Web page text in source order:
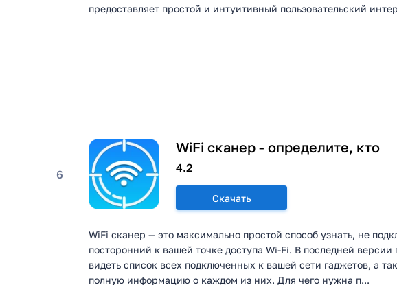
предоставляет простой и интуитивный пользовательский
6
WiFi сканер - определите, кто
4.2
Скачать
WiFi сканер — это максимально простой способ узнать, не
посторонний к вашей точке доступа Wi-Fi. В последней
видеть список всех подключенных к вашей сети гаджетов, а
полную информацию о каждом из них. Для чего нужна п...